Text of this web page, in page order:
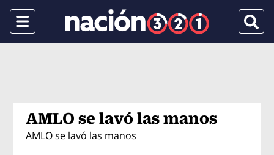
Menu
AMLO se lavó las manos
AMLO se lavó las manos